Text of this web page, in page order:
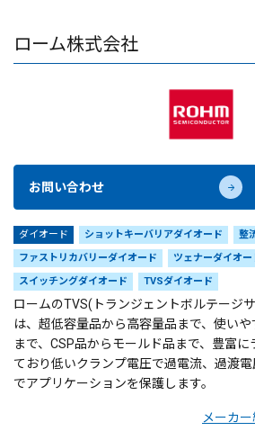
ローム株式会社
お問い合わせ
ダイオード ショットキーバリアダイオード
整
ファストリカバリーダイオード
ツェナーダイオー
スイッチングダイオード
TVSダイオード
ロームのTVS(トランジェントボルテージ
は、超低容量品から高容量品まで、使い
まで、CSP品からモールド品まで、豊富
ており低いクランプ電圧で過電流、過渡
でアプリケーションを保護します。
メーカ